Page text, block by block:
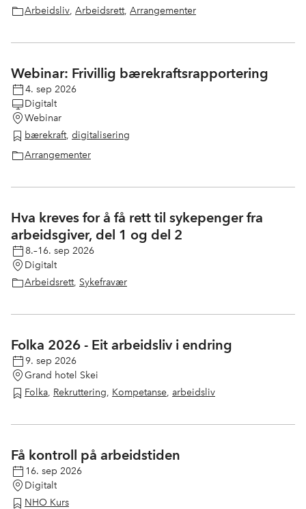
Arbeidsliv, Arbeidsrett, Arrangementer
Webinar: Frivillig bærekraftsrapportering
4. sep 2026
Digitalt
Webinar
bærekraft, digitalisering
Arrangementer
Hva kreves for å få rett til sykepenger fra
arbeidsgiver, del 1 og del 2
8.–16. sep 2026
Digitalt
Arbeidsrett, Sykefravær
Folka 2026 - Eit arbeidsliv i endring
9. sep 2026
Grand hotel Skei
Folka, Rekruttering, Kompetanse, arbeidsliv
Få kontroll på arbeidstiden
16. sep 2026
Digitalt
NHO Kurs